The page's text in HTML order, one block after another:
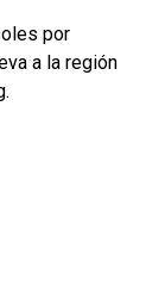
por
a la región